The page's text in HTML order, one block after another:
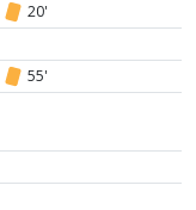
20'
55'